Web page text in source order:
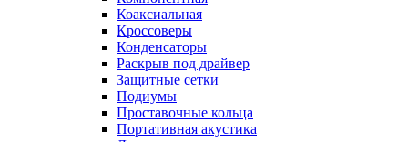
Коаксиальная
Кроссоверы
Конденсаторы
Раскрыв под драйвер
Защитные сетки
Подиумы
Проставочные кольца
Портативная акустика